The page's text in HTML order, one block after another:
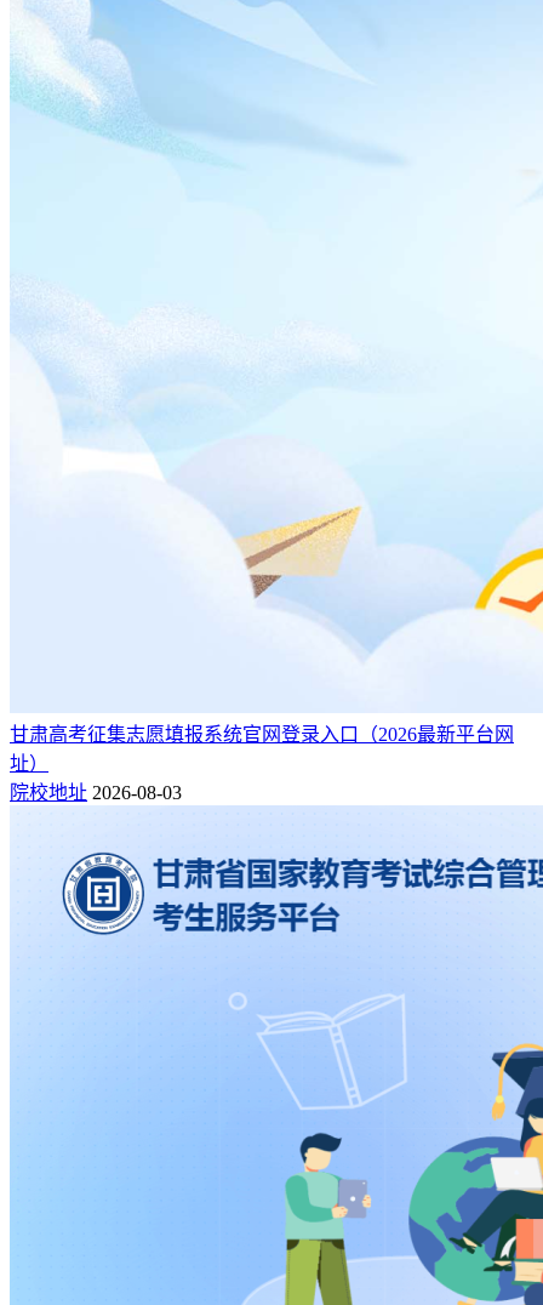
甘肃高考征集志愿填报系统官网登录入口（2026最新平台网
址）
院校地址 2026-08-03